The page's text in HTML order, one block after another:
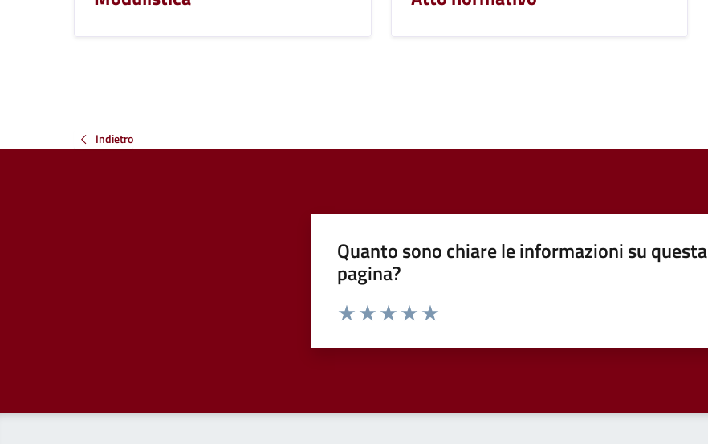
Indietro
Quanto sono chiare le informazioni su questa
pagina?
Valuta da 1 a 5 stelle la pagina